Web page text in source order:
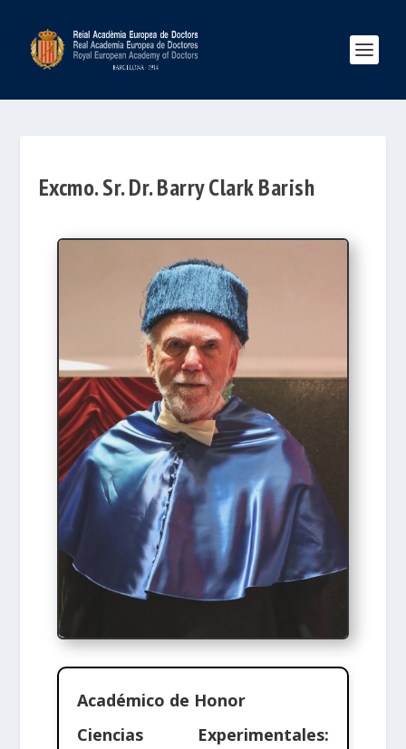
Excmo. Sr. Dr. Barry Clark Barish
Académico de Honor
Ciencias Experimentales: